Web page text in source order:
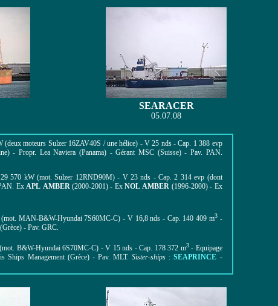
SEARACER
05.07.08
moteurs Sulzer 16ZAV40S / une hélice) - V 25 nds - Cap. 1 388 evp
- Propr. Lea Naviera (Panama) - Gérant MSC (Suisse) - Pav. PAN.
570 kW (mot. Sulzer 12RND90M) - V 23 nds - Cap. 2 314 evp (dont
ExAPL AMBER(2000-2001) - Ex NOL AMBER (1996-2000) - Ex
MAN-B&W-Hyundai 7S60MC-C) - V 16,8 nds - Cap. 140 409 m3-
- Pav. GRC.
B&W-Hyundai 6S70MC-C) - V 15 nds - Cap. 178 372 m3- Equipage
Ships Management (Grèce) - Pav. MLT. Sister-ships :SEAPRINCE -